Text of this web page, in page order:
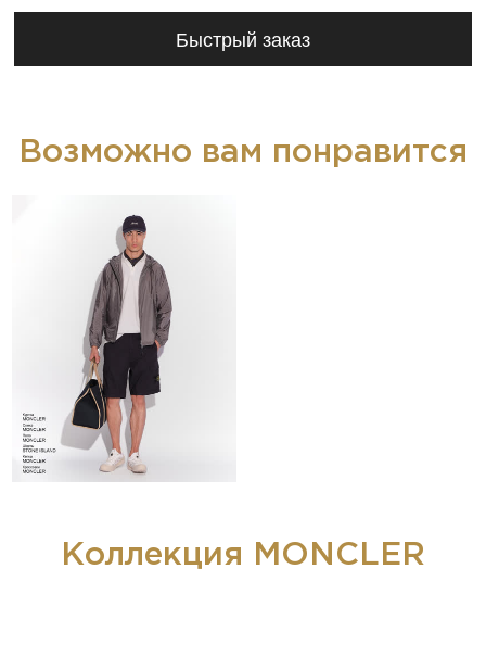
Быстрый заказ
Возможно вам понравится
Коллекция MONCLER